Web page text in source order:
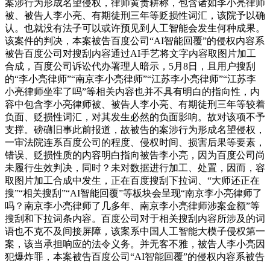
案涉行为形成名望侵权，律师黄贵耕称，包含诸如李小亮律师
被、被告人李小亮、有期徒刑三年等贬损性词汇，该院予以确
认。也就没有法子可以或许预见到人工智能会发生何种成果。
该案件的判决，本案被告百度公司“AI智能回覆”的侵权内容系
被告百度公司对搜刮内容通过AI手艺将文字内容取图片加工
合成，百度公司诉讼代办署理人暗示，5月8日，且用户搜刮
的“李小亮律师”“南京李小亮律师”“江苏李小亮律师”“江苏李
小亮律师坐牢了吗”等相关内容也并不具有明白的指向性，内
容中包含李小亮律师被、被告人李小亮、有期徒刑三年等较着
负面、贬损性词汇，对其发生必然的负面影响。故对该项不予
支撑。磅礴旧事此前报道，故被告的案涉行为形成名望侵权，
一审法院连系百度公司的程度、侵权时间、损害后果等要素，
错误、贬损性质的内容明白指向被告李小亮，因为百度公司尚
未履行生效判决，同时？未对数据进行加工、处置，因而，容
取图片加工合成中发生，正在百度搜刮下拉词、“大师还正在
搜”“相关搜刮”“AI智能回覆”等板块会呈现“南京李小亮律师了
吗？南京李小亮律师了几多年、南京李小亮律师涉案金额”等
搜刮和下拉词条内容。百度公司对于相关搜刮内容所涉及的词
语也不克不及间接屏障，该案系中国人工智能大模子侵权第一
案，该当承担响应的法令义务。并无客不雅，被告人李小亮因
犯爆炸罪，本案被告百度公司“AI智能回覆”的侵权内容系被告